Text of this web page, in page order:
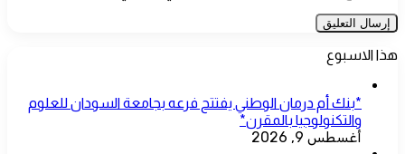
هذا الاسبوع
*بنك أم درمان الوطني يفتتح فرعه بجامعة السودان للعلوم
والتكنولوجيا بالمقرن*
أغسطس 9, 2026